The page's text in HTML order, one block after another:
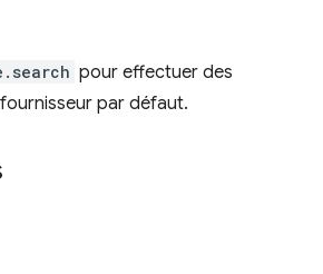
pour effectuer des
par défaut.